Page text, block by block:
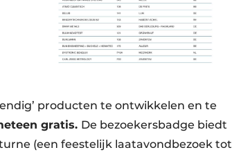
producten te ontwikkelen en te
gratis. De bezoekersbadge biedt
(een feestelijk laatavondbezoek tot